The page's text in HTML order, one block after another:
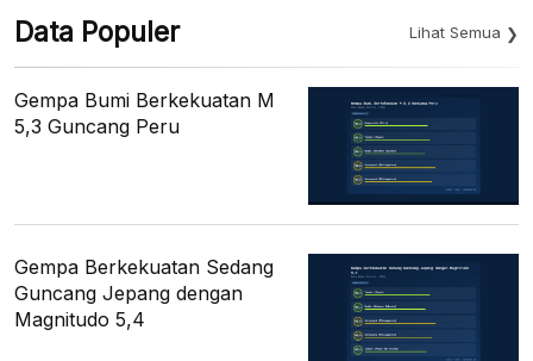
Data Populer Lihat Semua
Gempa Bumi Berkekuatan M
5,3 Guncang Peru
Gempa Berkekuatan Sedang
Guncang Jepang dengan
Magnitudo 5,4